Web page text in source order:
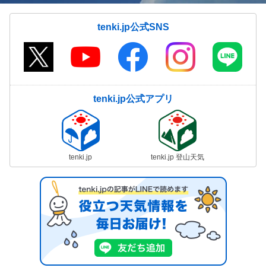
tenki.jp公式SNS
tenki.jp公式アプリ
tenki.jp tenki.jp 登山天気